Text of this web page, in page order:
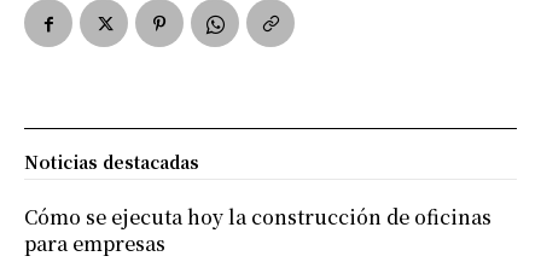
Noticias destacadas
Cómo se ejecuta hoy la construcción de oficinas
para empresas